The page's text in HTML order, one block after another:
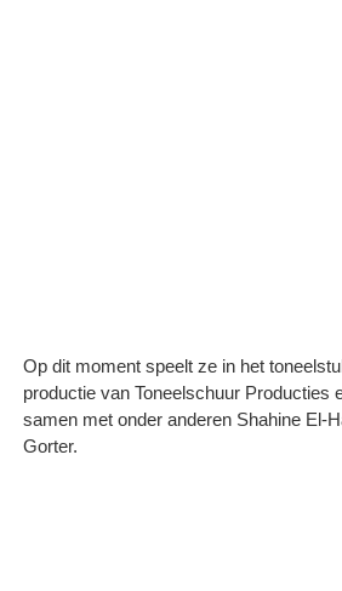
Op dit moment speelt ze in het
productie van Toneelschuur Producties
samen met onder anderen Shahine El-
Gorter.